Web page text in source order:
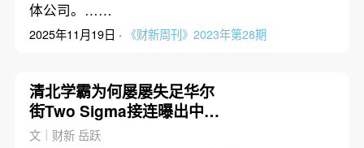
体公司。……
2025年11月19日 · 《财新周刊》2023年第28期
清北学霸为何屡屡失足华尔
街Two Sigma接连曝出中国
员工丑闻
文｜财新 岳跃